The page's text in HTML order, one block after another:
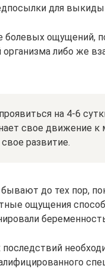
для
ощущений,
либо же
на 4-6
свое движение к
развитие.
до тех пор,
ощущения